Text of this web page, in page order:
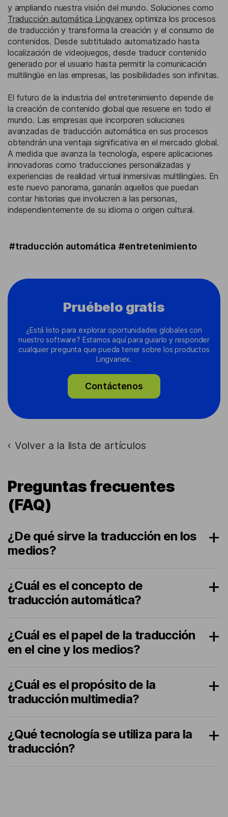
y ampliando nuestra visión del mundo. Soluciones como
Traducción automática Lingvanex optimiza los procesos
de traducción y transforma la creación y el consumo de
contenidos. Desde subtitulado automatizado hasta
localización de videojuegos, desde traducir contenido
generado por el usuario hasta permitir la comunicación
multilingüe en las empresas, las posibilidades son infinitas.
El futuro de la industria del entretenimiento depende de
la creación de contenido global que resuene en todo el
mundo. Las empresas que incorporen soluciones
avanzadas de traducción automática en sus procesos
obtendrán una ventaja significativa en el mercado global.
A medida que avanza la tecnología, espere aplicaciones
innovadoras como traducciones personalizadas y
experiencias de realidad virtual inmersivas multilingües. En
este nuevo panorama, ganarán aquellos que puedan
contar historias que involucren a las personas,
independientemente de su idioma o origen cultural.
#traducción automática #entretenimiento
Pruébelo gratis
¿Está listo para explorar oportunidades globales con
nuestro software? Estamos aquí para guiarlo y responder
cualquier pregunta que pueda tener sobre los productos
Lingvanex.
Contáctenos
› Volver a la lista de artículos
Preguntas frecuentes
(FAQ)
¿De qué sirve la traducción en los
medios?
¿Cuál es el concepto de
traducción automática?
¿Cuál es el papel de la traducción
en el cine y los medios?
¿Cuál es el propósito de la
traducción multimedia?
¿Qué tecnología se utiliza para la
traducción?